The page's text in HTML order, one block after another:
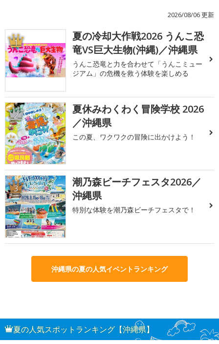
2026/08/06 更新
1
夏の冷却大作戦2026 うんこ恐
竜VS巨大生物(沖縄)／沖縄県
うんこ恐竜と力を合わせて「うんこミュー
ジアム」の危機を救う体験を楽しめる
2
夏休みわくわく冒険学校 2026
／沖縄県
この夏、ワクワクの冒険に出かけよう！
3
潮乃森ビーチフェスタ2026／
沖縄県
特別な体験を潮乃森ビーチフェスタで！
沖縄県の夏の人気イベントランキング
夏の人気スポットランキング【沖縄県】